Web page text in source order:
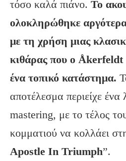
τόσο καλά πιάνο. Το
ολοκληρώθηκε
με τη χρήση μιας
κιθάρας που ο Åkerfeldt
ένα τοπικό κατάστημα.
αποτέλεσμα περιείχε ένα
mastering, με το τέλος
κομματιού να κολλάει
Apostle In Triumph”.